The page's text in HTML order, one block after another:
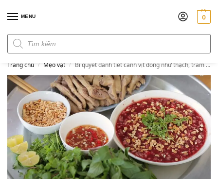
MENU 0
Trang chủ / Mẹo vặt / Bí quyết đánh tiết canh vịt đông như thạch, trăm lần như một